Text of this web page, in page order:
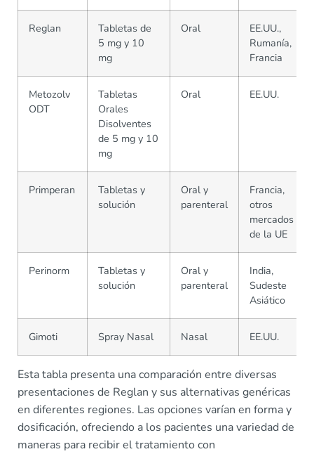
Reglan
Tabletas de
5 mg y 10
mg
Oral
EE.UU.,
Rumanía,
Francia
Metozolv
ODT
Tabletas
Orales
Disolventes
de 5 mg y 10
mg
Oral EE.UU.
Primperan
Tabletas y
solución
Oral y
parenteral
Francia,
otros
mercados
de la UE
Perinorm
Tabletas y
solución
Oral y
parenteral
India,
Sudeste
Asiático
Gimoti Spray Nasal Nasal EE.UU.
Esta tabla presenta una comparación entre diversas
presentaciones de Reglan y sus alternativas genéricas
en diferentes regiones. Las opciones varían en forma y
dosificación, ofreciendo a los pacientes una variedad de
maneras para recibir el tratamiento con